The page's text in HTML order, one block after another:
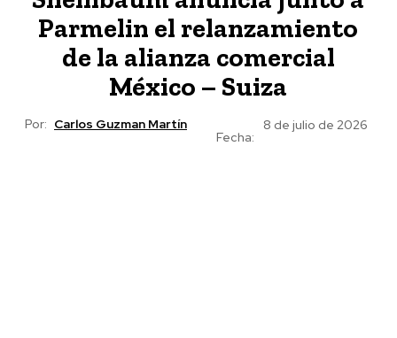
Parmelin el relanzamiento
de la alianza comercial
México – Suiza
Por: Carlos Guzman Martín
Fecha:
8 de julio de 2026